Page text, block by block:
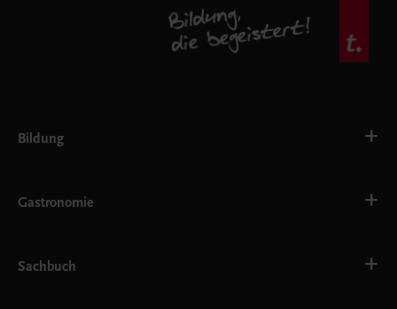
Bildung
AHS
EWF/ZWF
FW
Gastronomie
Getränke
Sachbuch